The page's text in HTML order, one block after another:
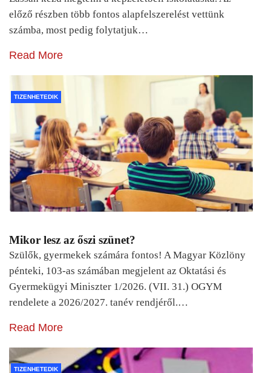
előző részben több fontos alapfelszerelést vettünk
számba, most pedig folytatjuk…
Read More
TIZENHETEDIK
Mikor lesz az őszi szünet?
Szülők, gyermekek számára fontos! A Magyar Közlöny
pénteki, 103-as számában megjelent az Oktatási és
Gyermekügyi Miniszter 1/2026. (VII. 31.) OGYM
rendelete a 2026/2027. tanév rendjéről.…
Read More
TIZENHETEDIK